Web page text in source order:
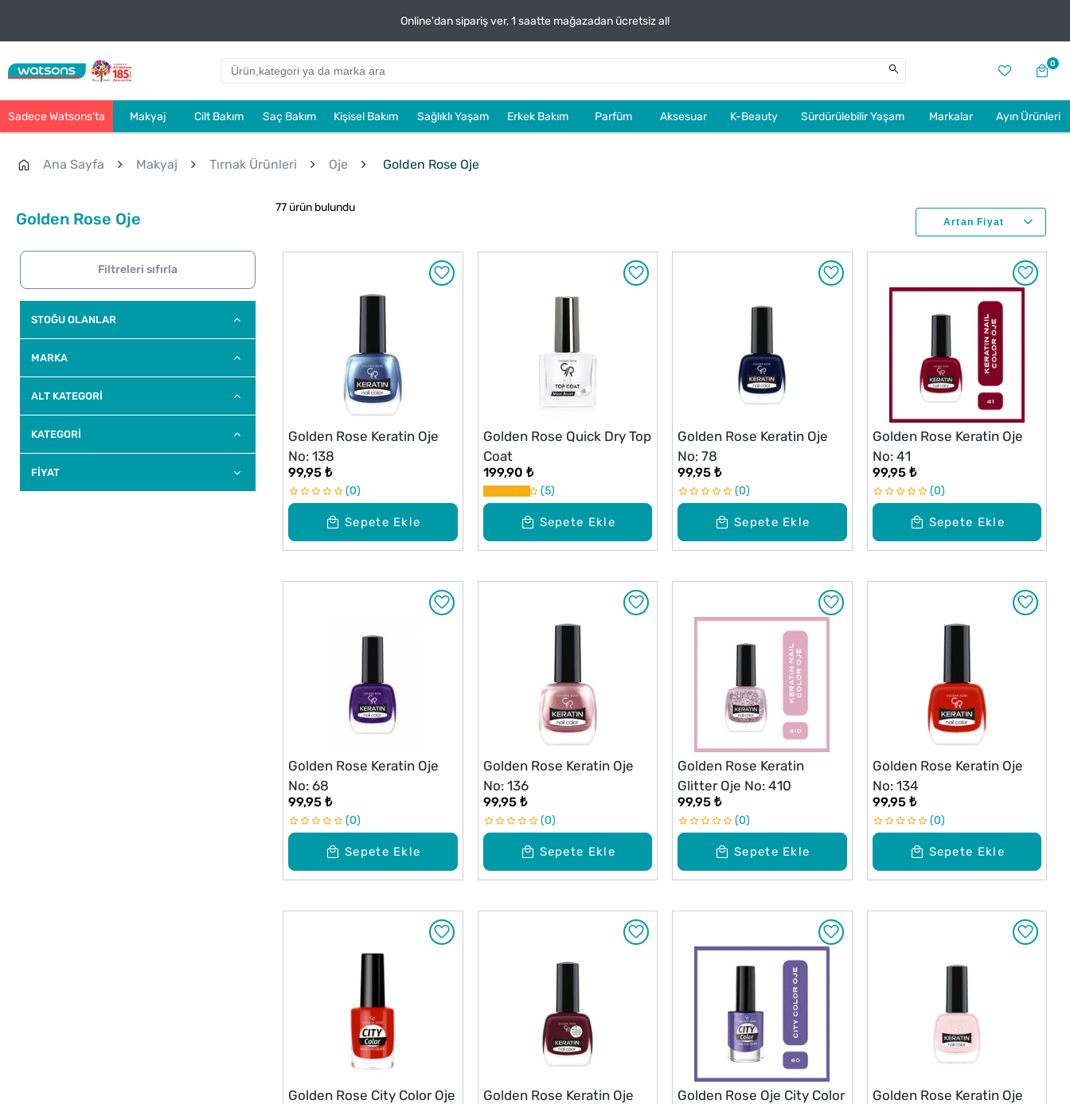
Online'dan sipariş ver, 1 saatte mağazadan ücretsiz al!
0
Sadece Watsons’ta Makyaj Cilt Bakım Saç Bakım Kişisel Bakım Sağlıklı Yaşam Erkek Bakım Parfüm Aksesuar K-Beauty Sürdürülebilir Yaşam Markalar Ayın Ürünleri
Ana Sayfa Makyaj Tırnak Ürünleri Oje Golden Rose Oje
Golden Rose Oje
Filtreleri sıfırla
STOĞU OLANLAR
MARKA
ALT KATEGORI
KATEGORİ
FİYAT
77 ürün bulundu
Sepete Ekle
Golden Rose Keratin Oje
No: 138
99,95 ₺
0
Sepete Ekle
Golden Rose Quick Dry Top
Coat
199,90 ₺
5
Sepete Ekle
Golden Rose Keratin Oje
No: 78
99,95 ₺
0
Sepete Ekle
Golden Rose Keratin Oje
No: 41
99,95 ₺
0
Sepete Ekle
Golden Rose Keratin Oje
No: 68
99,95 ₺
0
Sepete Ekle
Golden Rose Keratin Oje
No: 136
99,95 ₺
0
Sepete Ekle
Golden Rose Keratin
Glitter Oje No: 410
99,95 ₺
0
Sepete Ekle
Golden Rose Keratin Oje
No: 134
99,95 ₺
0
Golden Rose City Color Oje
Golden Rose Keratin Oje
Golden Rose Oje City Color
Golden Rose Keratin Oje